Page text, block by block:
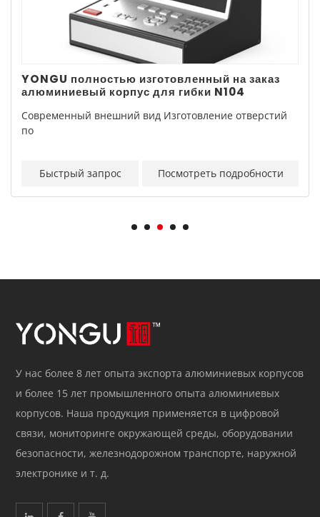
YONGU полностью изготовленный на заказ
алюминиевый корпус для гибки N104
Современный внешний вид Изготовление отверстий
по
Быстрый запрос Посмотреть подробности
У нас более 8 лет опыта экспорта алюминиевых корпусов
и более 15 лет промышленного опыта алюминиевых
корпусов. Наша продукция применяется в цифровой
связи, мониторинге окружающей среды, оборудовании
безопасности, железнодорожном транспорте, наружной
электронике и т. д.